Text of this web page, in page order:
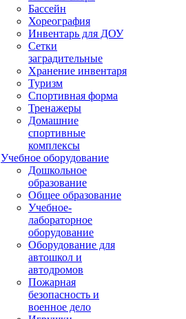
Бассейн
Хореография
Инвентарь для ДОУ
Сетки
заградительные
Хранение инвентаря
Туризм
Спортивная форма
Тренажеры
Домашние
спортивные
комплексы
Учебное оборудование
Дошкольное
образование
Общее образование
Учебное-
лабораторное
оборудование
Оборудование для
автошкол и
автодромов
Пожарная
безопасность и
военное дело